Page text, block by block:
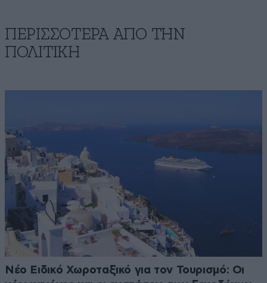
ΠΕΡΙΣΣΟΤΕΡΑ ΑΠΟ ΤΗΝ
ΠΟΛΙΤΙΚΗ
Νέο Ειδικό Χωροταξικό για τον Τουρισμό: Οι